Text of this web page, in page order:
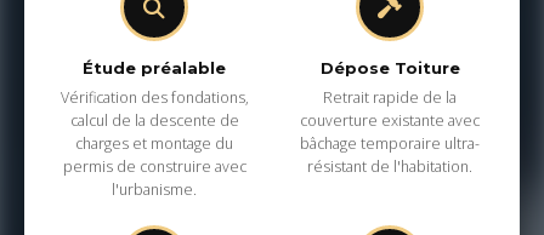
Étude préalable
Vérification des fondations,
calcul de la descente de
charges et montage du
permis de construire avec
l'urbanisme.
Dépose Toiture
Retrait rapide de la
couverture existante avec
bâchage temporaire ultra-
résistant de l'habitation.